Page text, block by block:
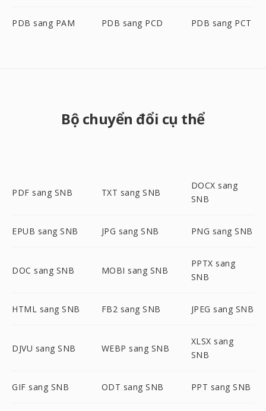
PDB sang PAM PDB sang PCD PDB sang PCT
Bộ chuyển đổi cụ thể
PDF sang SNB TXT sang SNB
DOCX sang
SNB
EPUB sang SNB JPG sang SNB PNG sang SNB
DOC sang SNB MOBI sang SNB
PPTX sang
SNB
HTML sang SNB FB2 sang SNB JPEG sang SNB
DJVU sang SNB WEBP sang SNB
XLSX sang
SNB
GIF sang SNB ODT sang SNB PPT sang SNB